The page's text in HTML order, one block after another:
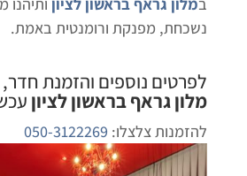
נשכחת, מפנקת ורומנטית באמת.
לפרטים נוספים והזמנת
מלון גראף בראשון לציון
להזמנות צלצלו: 050-3122269